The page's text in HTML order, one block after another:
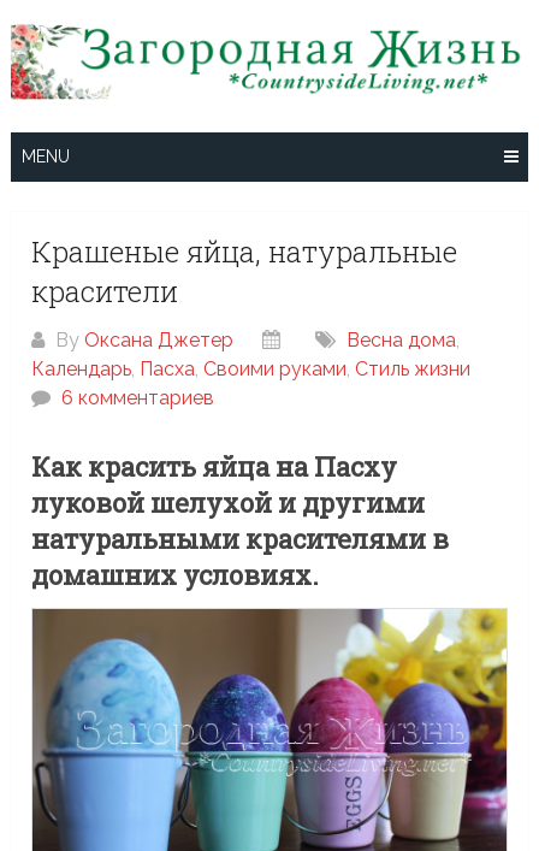
to
content
MENU
Крашеные яйца, натуральные
красители
By Оксана Джетер Весна дома,
Календарь, Пасха, Своими руками, Стиль жизни
6 комментариев
Как красить яйца на Пасху
луковой шелухой и другими
натуральными красителями в
домашних условиях.